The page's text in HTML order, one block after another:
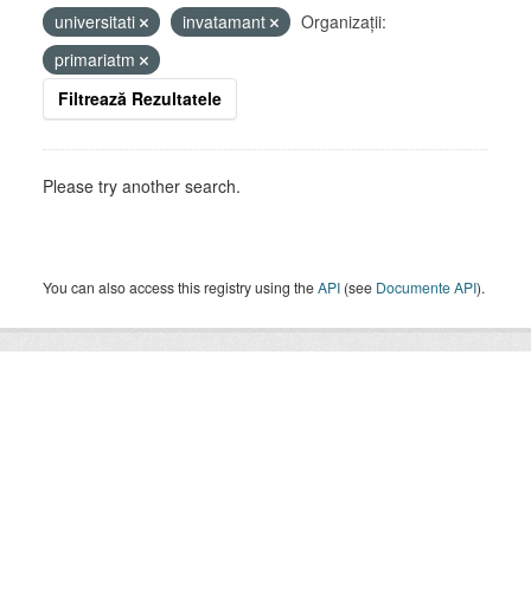
universitati
invatamant
Organizații:
primariatm
Filtrează Rezultatele
Please try another search.
You can also access this registry using theAPI (see Documente API).